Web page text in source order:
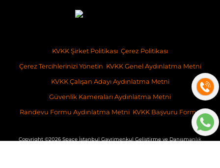
KVKK Şirket Politikası Çerez Politikası
Çerez Tercihlerinizi Yönetin KVKK Genel Aydınlatma Metni
KVKK Çalışan Adayı Aydınlatma Metni
Güvenlik Kameraları Aydınlatma Metni
Randevu Formu Aydınlatma Metni KVKK Başvuru Formu
Copyright ©2026 Space İstanbul Gayrimenkul Geliştirme ve Danışmanlık